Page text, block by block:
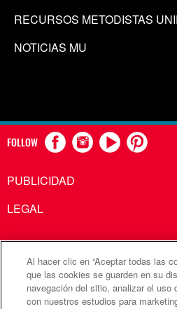
RECURSOS METODISTAS
NOTICIAS MU
FOLLOW
PUBLICIDAD
LEGAL
Comunicaciones Metodistas
Iglesia
Al hacer clic en “Aceptar todas las
que las cookies se guarden en su
navegación del sitio, analizar el uso
con nuestros estudios para